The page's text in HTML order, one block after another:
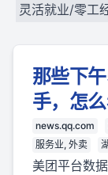
灵活就业/零工
那些下
手，怎么
news.qq.com
服务业, 外卖
美团平台数